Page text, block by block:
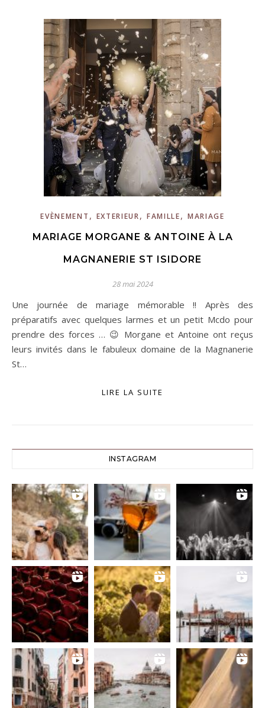
EVÈNEMENT , EXTERIEUR, FAMILLE, MARIAGE
MARIAGE MORGANE & ANTOINE À LA
MAGNANERIE ST ISIDORE
28 mai 2024
Une journée de mariage mémorable !! Après des
préparatifs avec quelques larmes et un petit Mcdo pour
prendre des forces … 😉 Morgane et Antoine ont reçus
leurs invités dans le fabuleux domaine de la Magnanerie
St…
LIRE LA SUITE
INSTAGRAM